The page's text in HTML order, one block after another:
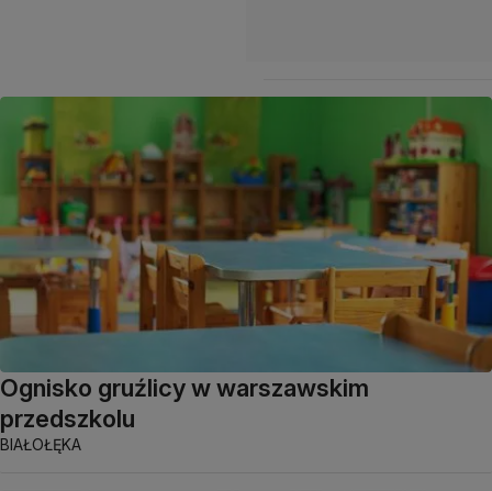
Ognisko gruźlicy w warszawskim
przedszkolu
BIAŁOŁĘKA